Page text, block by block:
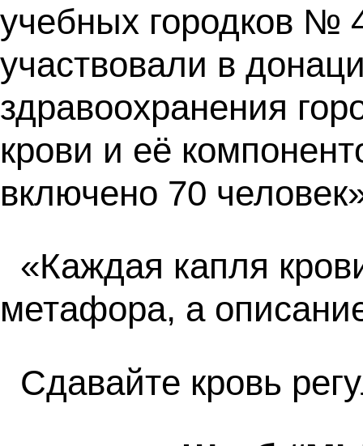
учебных городков №
участвовали в
здравоохранения
крови и её
включено 70
«Каждая капля
метафора, а
Сдавайте кровь